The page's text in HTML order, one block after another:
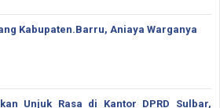
Kabupaten.Barru, Aniaya Warganya
Unjuk Rasa di Kantor DPRD Sulbar,